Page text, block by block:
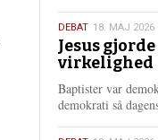
18.
maj
2026
DEBAT 18. MAJ 2026
Jesus
virkelighed
Baptister var
demokrati så